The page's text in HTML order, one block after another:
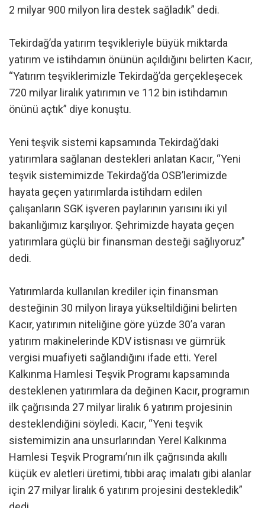
2 milyar 900 milyon lira destek sağladık” dedi.
Tekirdağ’da yatırım teşvikleriyle büyük miktarda
yatırım ve istihdamın önünün açıldığını belirten Kacır,
“Yatırım teşviklerimizle Tekirdağ’da gerçekleşecek
720 milyar liralık yatırımın ve 112 bin istihdamın
önünü açtık” diye konuştu.
Yeni teşvik sistemi kapsamında Tekirdağ’daki
yatırımlara sağlanan destekleri anlatan Kacır, “Yeni
teşvik sistemimizde Tekirdağ’da OSB’lerimizde
hayata geçen yatırımlarda istihdam edilen
çalışanların SGK işveren paylarının yarısını iki yıl
bakanlığımız karşılıyor. Şehrimizde hayata geçen
yatırımlara güçlü bir finansman desteği sağlıyoruz”
dedi.
Yatırımlarda kullanılan krediler için finansman
desteğinin 30 milyon liraya yükseltildiğini belirten
Kacır, yatırımın niteliğine göre yüzde 30’a varan
yatırım makinelerinde KDV istisnası ve gümrük
vergisi muafiyeti sağlandığını ifade etti. Yerel
Kalkınma Hamlesi Teşvik Programı kapsamında
desteklenen yatırımlara da değinen Kacır, programın
ilk çağrısında 27 milyar liralık 6 yatırım projesinin
desteklendiğini söyledi. Kacır, “Yeni teşvik
sistemimizin ana unsurlarından Yerel Kalkınma
Hamlesi Teşvik Programı’nın ilk çağrısında akıllı
küçük ev aletleri üretimi, tıbbi araç imalatı gibi alanlar
için 27 milyar liralık 6 yatırım projesini destekledik”